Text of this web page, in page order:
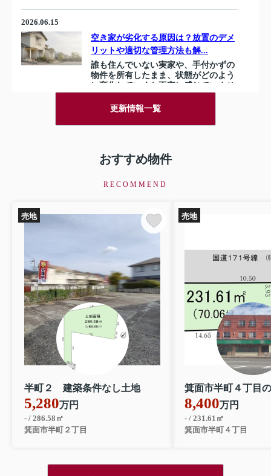
2026.06.15
空き家が劣化する原因は？放置のデメ
リットや適切な管理方法も解...
誰も住んでいない実家や、手付かずの
物件を所有したまま、状態がどのよう
に変化していくか不安に感じていませ
んか。大切な資産を、将来どう活用す
べきか悩む一方で、時間だけが過ぎて
二地域居住とは？都市と地方の利点を活かす方法につい
都市と地方、2つの生活拠点を持つ二地域居住は、ライフ
然豊かな環境と都市の利便性を両立できる点が、多くの
方に支持される理由です。本記事では、二地域居住の...
ＧＷ休業のお知らせ
GW休業のお知らせ平素は格別のお引
き立てを賜り、厚く御礼申し上げま
す。弊社では誠に勝手ながら、ゴール
デンウィーク期間を休業とさせていた
だきます。２０２６年５月１日（金）
～５月６日（水）尚、お問合せにつ...
2026.04.20
狭小物件の賃貸は住みにくい？メリットや快適に暮らす
ための工夫...
狭小物件に住むことに不安を感じる方は少なくありませ
ん。しかし、都市部では立地の良さや家賃の抑制など、
狭小ならではのメリットも多く存在します。本記事で
は、狭小物件の特徴や利点、そして快適に暮らすための
更新情報一覧
おすすめ物件
RECOMMEND
半町２ 建築条件なし土地
5,280万円
- / 286.58㎡
箕面市半町２丁目
売地
箕面市半町４丁目
8,400万円
- / 231.61㎡
箕面市半町４丁目
売地